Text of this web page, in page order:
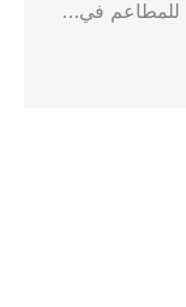
للمطاعم في…